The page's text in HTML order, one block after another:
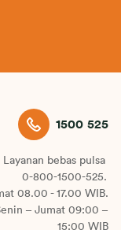
1500 525
Layanan bebas pulsa
0-800-1500-525.
08.00 - 17.00 WIB.
– Jumat 09:00 –
15:00 WIB